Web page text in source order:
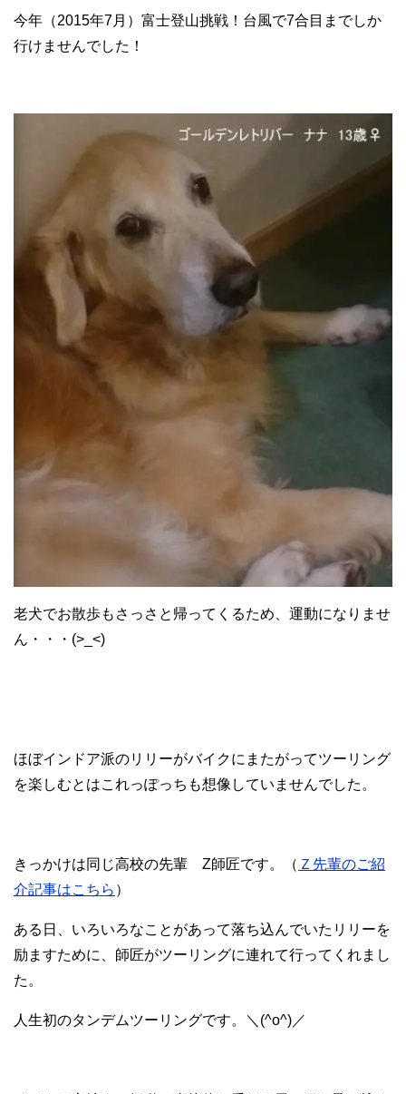
今年（2015年7月）富士登山挑戦！台風で7合目までしか
行けませんでした！
老犬でお散歩もさっさと帰ってくるため、運動になりませ
ん・・・(>_<)
ほぼインドア派のリリーがバイクにまたがってツーリング
を楽しむとはこれっぽっちも想像していませんでした。
きっかけは同じ高校の先輩 Z師匠です。（ Ｚ先輩のご紹
介記事はこちら ）
ある日、いろいろなことがあって落ち込んでいたリリーを
励ますために、師匠がツーリングに連れて行ってくれまし
た。
人生初のタンデムツーリングです。＼(^o^)／